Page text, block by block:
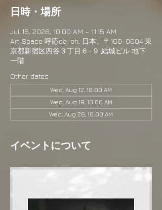
日時・場所
Jul 15, 2026, 10:00 AM – 11:15 AM
Art Space 呼応co-oh, 日本、〒160-0004 東
京都新宿区四谷３丁目６−９ 結城ビル 地下
一階
Other dates
Wed, Aug 12, 10:00 AM
Wed, Aug 19, 10:00 AM
Wed, Aug 26, 10:00 AM
イベントについて